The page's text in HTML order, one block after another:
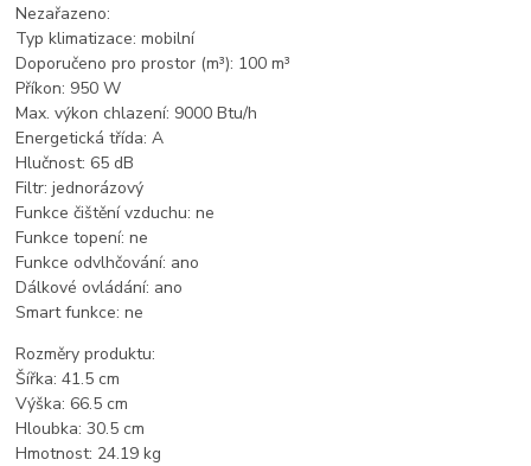
Nezařazeno:
Typ klimatizace: mobilní
Doporučeno pro prostor (m³): 100 m³
Příkon: 950 W
Max. výkon chlazení: 9000 Btu/h
Energetická třída: A
Hlučnost: 65 dB
Filtr: jednorázový
Funkce čištění vzduchu: ne
Funkce topení: ne
Funkce odvlhčování: ano
Dálkové ovládání: ano
Smart funkce: ne
Rozměry produktu:
Šířka: 41.5 cm
Výška: 66.5 cm
Hloubka: 30.5 cm
Hmotnost: 24.19 kg